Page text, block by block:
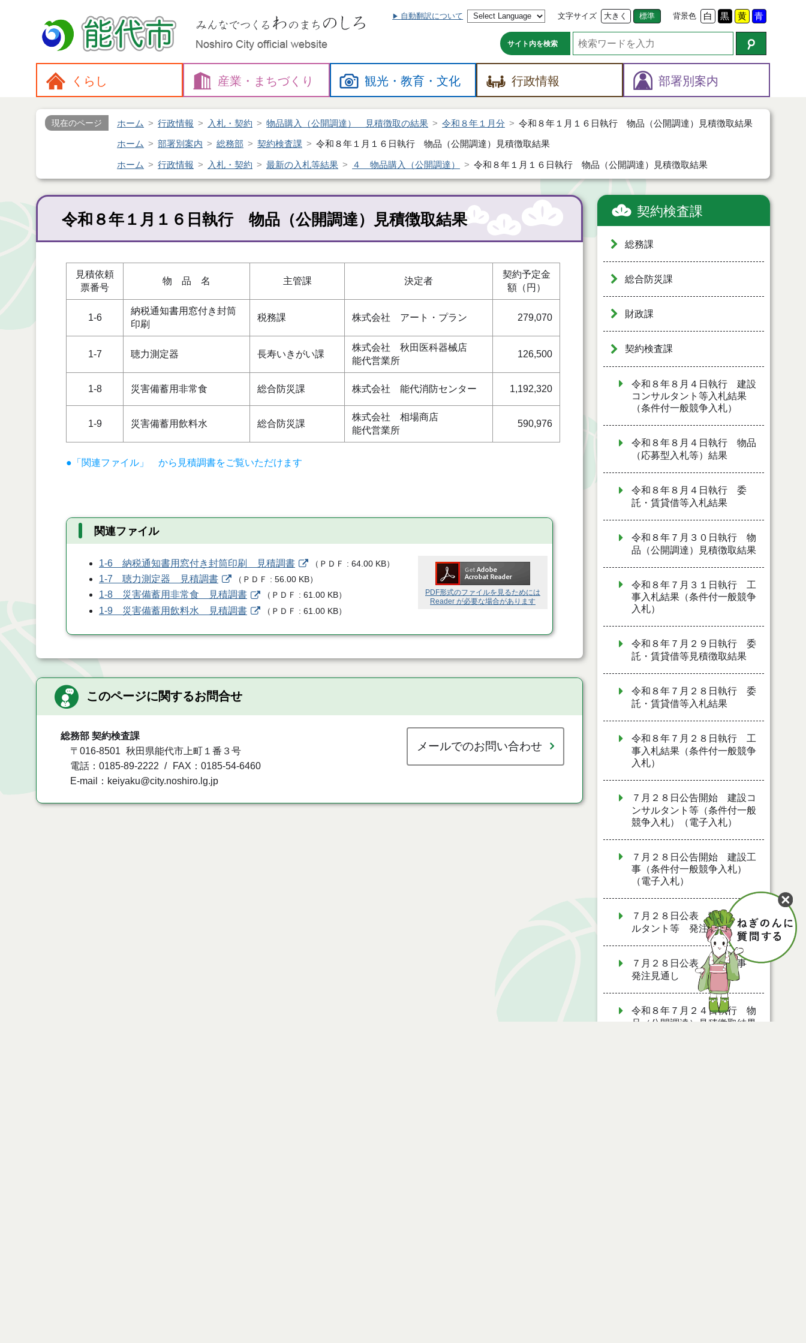
自動翻訳について 文字サイズ 大きく 標準 背景色 白 黒 黄 青
サイト内を検索
くらし 産業・ まちづくり 観光・教育・文化 行政情報 部署別案内
現在のページ ホーム 行政情報 入札・契約 物品購入（公開調達） 見積徴取の結果 令和８年１月分 令和８年１月１６日執行 物品（公開調達）見積徴取結果
ホーム 部署別案内 総務部 契約検査課 令和８年１月１６日執行 物品（公開調達）見積徴取結果
ホーム 行政情報 入札・契約 最新の入札等結果 ４ 物品購入（公開調達） 令和８年１月１６日執行 物品（公開調達）見積徴取結果
令和８年１月１６日執行 物品（公開調達）見積徴取結果
見積依頼
票番号
物 品 名 主管課 決定者
契約予定金
額（円）
1-6
納税通知書用窓付き封筒
印刷
税務課 株式会社 アート・プラン 279,070
1-7 聴力測定器 長寿いきがい課
株式会社 秋田医科器械店
能代営業所
126,500
1-8 災害備蓄用非常食 総合防災課 株式会社 能代消防センター 1,192,320
1-9 災害備蓄用飲料水 総合防災課
株式会社 相場商店
能代営業所
590,976
●「関連ファイル」 から見積調書をご覧いただけます
関連ファイル
PDF形式のファイルを見るためには
Reader が必要な場合があります
1-6 納税通知書用窓付き封筒印刷 見積調書 （ ＰＤＦ 64.00 KB）
1-7 聴力測定器 見積調書 （ ＰＤＦ 56.00 KB）
1-8 災害備蓄用非常食 見積調書 （ ＰＤＦ 61.00 KB）
1-9 災害備蓄用飲料水 見積調書 （ ＰＤＦ 61.00 KB）
このページに関するお問合せ
総務部 契約検査課
〒016-8501
秋田県能代市上町１番３号
電話：0185-89-2222
FAX：0185-54-6460
E-mail：keiyaku@city.noshiro.lg.jp
メールでのお問い合わせ
契約検査課
総務課
総合防災課
財政課
契約検査課
令和８年８月４日執行 建設
コンサルタント等入札結果
（条件付一般競争入札）
令和８年８月４日執行 物品
（応募型入札等）結果
令和８年８月４日執行 委
託・賃貸借等入札結果
令和８年７月３０日執行 物
品（公開調達）見積徴取結果
令和８年７月３１日執行 工
事入札結果（条件付一般競争
入札）
令和８年７月２９日執行 委
託・賃貸借等見積徴取結果
令和８年７月２８日執行 委
託・賃貸借等入札結果
令和８年７月２８日執行 工
事入札結果（条件付一般競争
入札）
７月２８日公告開始 建設コ
ンサルタント等（条件付一般
競争入札）（電子入札）
７月２８日公告開始 建設工
事（条件付一般競争入札）
（電子入札）
７月２８日公表 建設コンサ
ルタント等 発注見通し
７月２８日公表 建設工事
発注見通し
令和８年７月２４日執行 物
品（公開調達）見積徴取結果